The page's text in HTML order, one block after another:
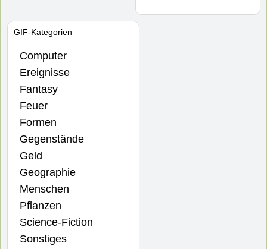
GIF-Kategorien
Computer
Ereignisse
Fantasy
Feuer
Formen
Gegenstände
Geld
Geographie
Menschen
Pflanzen
Science-Fiction
Sonstiges